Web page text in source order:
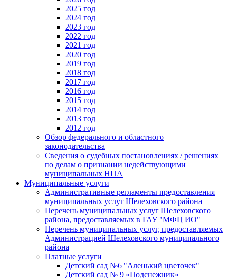
2025 год
2024 год
2023 год
2022 год
2021 год
2020 год
2019 год
2018 год
2017 год
2016 год
2015 год
2014 год
2013 год
2012 год
Обзор федерального и областного
законодательства
Сведения о судебных постановлениях / решениях
по делам о признании недействующими
муниципальных НПА
Муниципальные услуги
Административные регламенты предоставления
муниципальных услуг Шелеховского района
Перечень муниципальных услуг Шелеховского
района, предоставляемых в ГАУ "МФЦ ИО"
Перечень муниципальных услуг, предоставляемых
Администрацией Шелеховского муниципального
района
Платные услуги
Детский сад №6 "Аленький цветочек"
Детский сад № 9 «Подснежник»